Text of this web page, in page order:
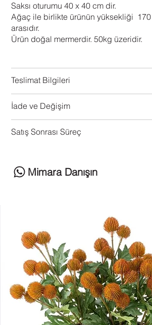
Saksı oturumu 40 x 40 cm dir.
Ağaç ile birlikte ürünün yüksekliği
arasıdır.
Ürün doğal mermerdir. 50kg üzeridir.
Teslimat Bilgileri
İade ve Değişim
Satış Sonrası Süreç
Mimara Danışın